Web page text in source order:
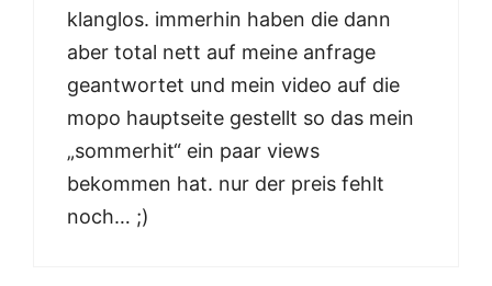
klanglos. immerhin haben die dann
aber total nett auf meine anfrage
geantwortet und mein video auf die
mopo hauptseite gestellt so das mein
„sommerhit“ ein paar views
bekommen hat. nur der preis fehlt
noch… ;)